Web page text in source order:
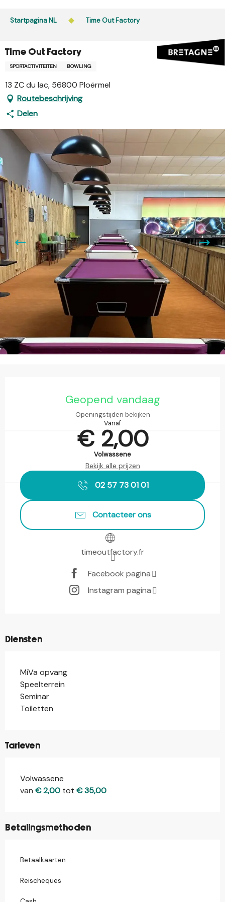
Startpagina NL Time Out Factory
Time Out Factory
SPORTACTIVITEITEN BOWLING
13 ZC du lac, 56800 Ploërmel
Routebeschrijving
Delen
Geopend vandaag
Openingstijden bekijken
Vanaf
€ 2,00
Volwassene
Bekijk alle prijzen
02 57 73 01 01
Contacteer ons
timeoutfactory.fr
Facebook pagina
Instagram pagina
Diensten
MiVa opvang
Speelterrein
Seminar
Toiletten
Tarieven
Tarieven 2026
Volwassene
van € 2,00 tot € 35,00
Betalingsmethoden
Betaalkaarten
Reischeques